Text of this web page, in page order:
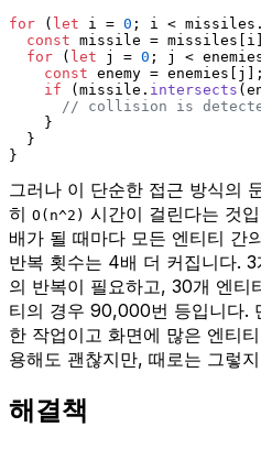
for ( let i = 0 ; i < missiles.
const missile =
for ( let j = 0 ; j <
const enemy = enemies[j];
if (missile. intersects
// collision is
    }
  }
}
그러나 이 단순한 접근 방식의
히 O(n^2) 시간이 걸린다는 것
배가 될 때마다 모든 엔티티 간
반복 횟수는 4배 더 커집니다.
의 반복이 필요하고, 30개 엔
티의 경우 90,000번 등입니다.
한 작업이고 화면에 많은 엔티
용해도 괜찮지만, 때로는 그렇
해결책